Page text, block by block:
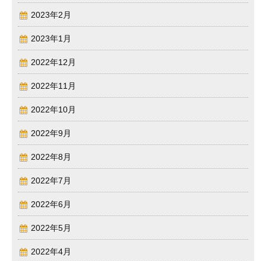
2023年2月
2023年1月
2022年12月
2022年11月
2022年10月
2022年9月
2022年8月
2022年7月
2022年6月
2022年5月
2022年4月